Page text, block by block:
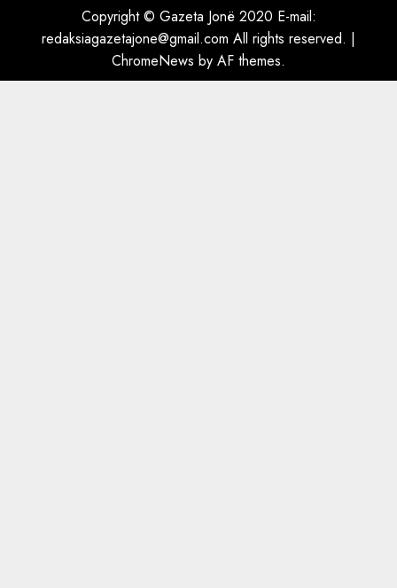
ngjau me Talo Çelën”,
dëshmia e Nuredin Dumanit
flet për PERSONAT që e
plagosën!
Copyright © Gazeta Jonë 2020 E-mail:
redaksiagazetajone@gmail.com All rights reserved. |
ChromeNews by AF themes.